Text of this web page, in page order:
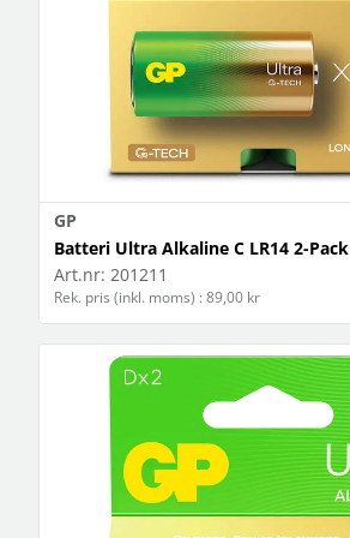
GP
Batteri Ultra Alkaline C LR14 2-Pack
Art.nr: 201211
Rek. pris (inkl. moms) : 89,00 kr